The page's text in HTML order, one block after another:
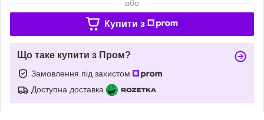
або
Купити з
Що таке купити з Пром?
Замовлення під захистом
Доступна доставка